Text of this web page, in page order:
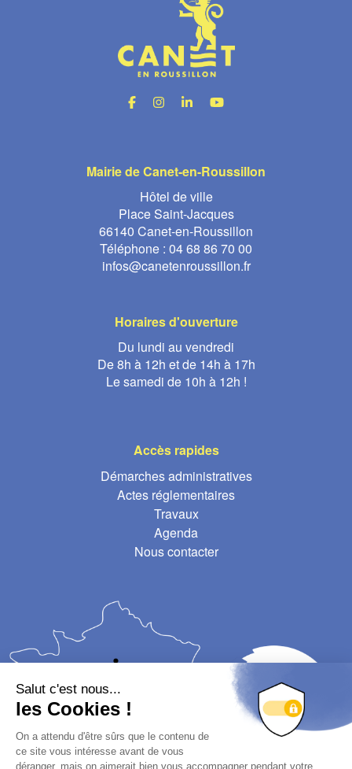
Mairie de Canet-en-Roussillon
Hôtel de ville
Place Saint-Jacques
66140 Canet-en-Roussillon
Téléphone : 04 68 86 70 00
infos@canetenroussillon.fr
Horaires d'ouverture
Du lundi au vendredi
De 8h à 12h et de 14h à 17h
Le samedi de 10h à 12h !
Accès rapides
Démarches administratives
Actes réglementaires
Travaux
Agenda
Nous contacter